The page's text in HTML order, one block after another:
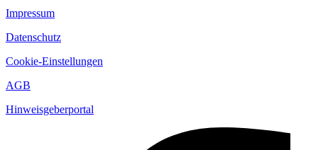
Impressum
Datenschutz
Cookie-Einstellungen
AGB
Hinweisgeberportal